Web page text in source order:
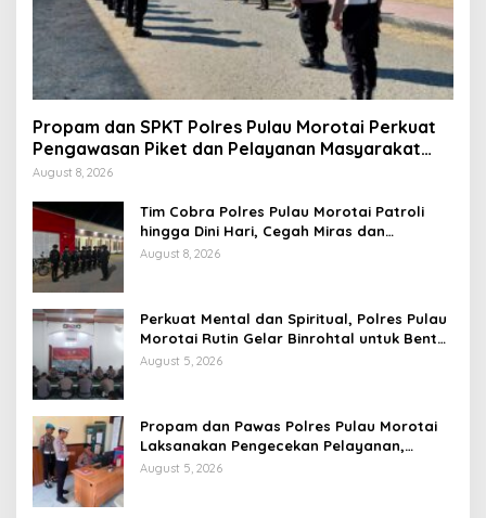
Propam dan SPKT Polres Pulau Morotai Perkuat
Pengawasan Piket dan Pelayanan Masyarakat
Selama 1×24 Jam
August 8, 2026
Tim Cobra Polres Pulau Morotai Patroli
hingga Dini Hari, Cegah Miras dan
Gangguan Kamtibmas
August 8, 2026
Perkuat Mental dan Spiritual, Polres Pulau
Morotai Rutin Gelar Binrohtal untuk Bentuk
Personel Berintegritas
August 5, 2026
Propam dan Pawas Polres Pulau Morotai
Laksanakan Pengecekan Pelayanan,
Pastikan Masyarakat Mendapat
August 5, 2026